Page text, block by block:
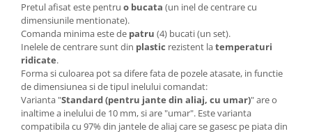
Pretul afisat este pentru o bucata (un inel de centrare cu
dimensiunile mentionate).
Comanda minima este de patru (4) bucati (un set).
Inelele de centrare sunt din plastic rezistent latemperaturi
ridicate.
Forma si culoarea pot sa difere fata de pozele atasate, in functie
de dimensiunea si de tipul inelului comandat:
Varianta "Standard (pentru jante din aliaj, cu umar)" are o
inaltime a inelului de 10 mm, si are "umar". Este varianta
compatibila cu 97% din jantele de aliaj care se gasesc pe piata din